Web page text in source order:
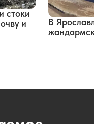
стоки
и
В